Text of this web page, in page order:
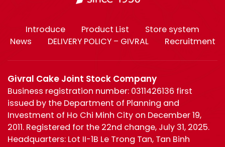
Introduce Product List
Store system
News
DELIVERY POLICY – GIVRAL Recruitment
Givral Cake Joint Stock Company
Business registration number: 0311426136 first
issued by the Department of Planning and
Investment of Ho Chi Minh City on December 19,
2011. Registered for the 22nd change, July 31, 2025.
Headquarters: Lot II-1B Le Trong Tan, Tan Binh